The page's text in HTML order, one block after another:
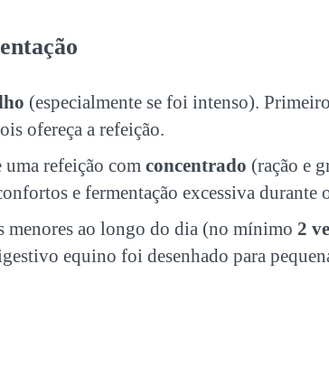
(especialmente se foi intenso).
ofereça a refeição.
uma refeição com concentrado (ração e
e fermentação excessiva durante
menores ao longo do dia (no mínimo 2
equino foi desenhado para